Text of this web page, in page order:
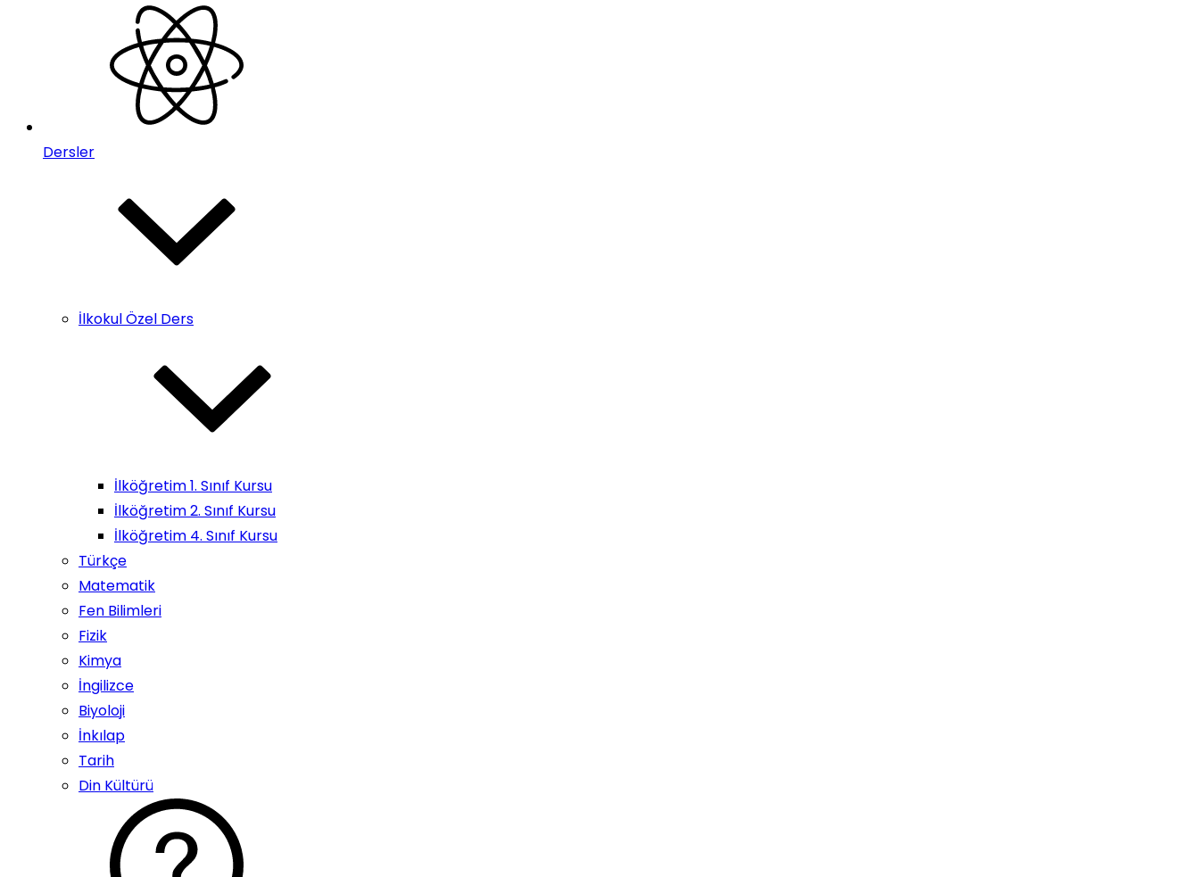
Dersler
İlkokul Özel Ders
İlköğretim 1. Sınıf Kursu
İlköğretim 2. Sınıf Kursu
İlköğretim 4. Sınıf Kursu
Türkçe
Matematik
Fen Bilimleri
Fizik
Kimya
İngilizce
Biyoloji
İnkılap
Tarih
Din Kültürü